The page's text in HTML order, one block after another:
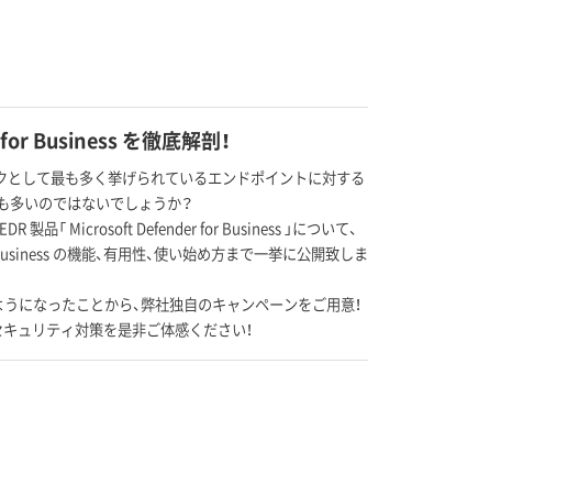
Business を徹底解剖！
して最も多く挙げられているエンドポイントに対する
いのではないでしょうか？
製品「 Microsoft Defender for Business 」について、
の機能、有用性、使い始め方まで一挙に公開致しま
なったことから、弊社独自のキャンペーンをご用意！
ュリティ対策を是非ご体感ください！